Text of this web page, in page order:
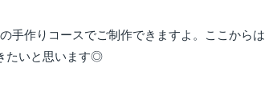
手作りコースでご制作できますよ。ここからは
たいと思います◎